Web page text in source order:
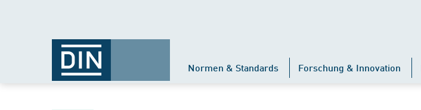
Normen & Standards Forschung & Innovation